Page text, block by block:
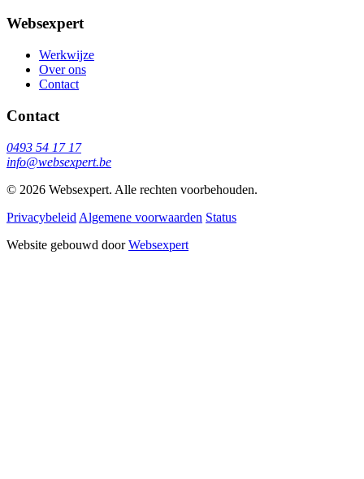
Websexpert
Werkwijze
Over ons
Contact
Contact
0493 54 17 17
info@websexpert.be
© 2026 Websexpert. Alle rechten voorbehouden.
Privacybeleid Algemene voorwaarden Status
Website gebouwd doorWebsexpert